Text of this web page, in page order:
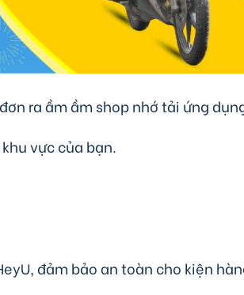
ra ầm ầm shop nhớ tải ứng
vực của bạn.
đảm bảo an toàn cho kiện